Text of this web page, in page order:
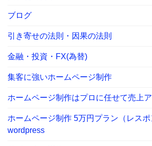
ブログ
引き寄せの法則・因果の法則
金融・投資・FX(為替)
集客に強いホームページ制作
ホームページ制作はプロに任せて売上ア
ホームページ制作 5万円プラン（レスポ
wordpress